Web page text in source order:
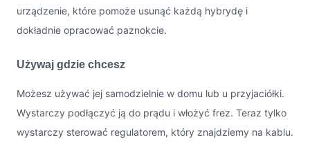
urządzenie, które pomoże usunąć każdą hybrydę i
dokładnie opracować paznokcie.
Używaj gdzie chcesz
Możesz używać jej samodzielnie w domu lub u przyjaciółki.
Wystarczy podłączyć ją do prądu i włożyć frez. Teraz tylko
wystarczy sterować regulatorem, który znajdziemy na kablu.